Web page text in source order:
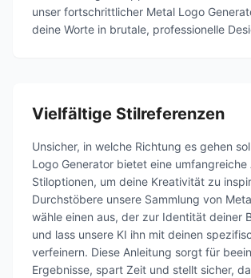
unser fortschrittlicher Metal Logo
deine Worte in brutale, professionelle
Vielfältige Stilreferenzen
Unsicher, in welche Richtung es gehen
Logo Generator bietet eine umfangreiche
Stiloptionen, um deine Kreativität zu
Durchstöbere unsere Sammlung von
wähle einen aus, der zur Identität deiner
und lass unsere KI ihn mit deinen
verfeinern. Diese Anleitung sorgt für
Ergebnisse, spart Zeit und stellt sicher,